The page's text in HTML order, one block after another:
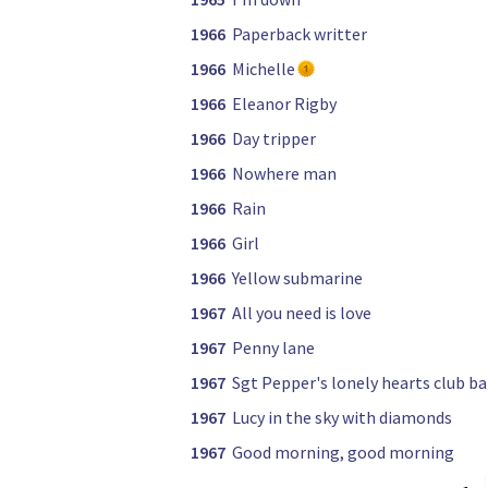
1966 Paperback writter
1966 Michelle
1966 Eleanor Rigby
1966 Day tripper
1966 Nowhere man
1966 Rain
1966 Girl
1966 Yellow submarine
1967 All you need is love
1967 Penny lane
1967 Sgt Pepper's lonely hearts club
1967 Lucy in the sky with diamonds
1967 Good morning, good morning